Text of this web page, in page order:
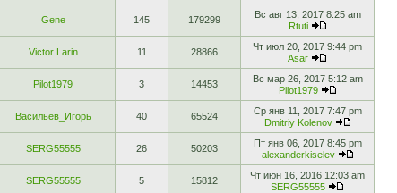
Gene 145 179299
Вс авг 13, 2017 8:25 am
Rtuti
Victor Larin 11 28866
Чт июл 20, 2017 9:44 pm
Asar
Pilot1979 3 14453
Вс мар 26, 2017 5:12 am
Pilot1979
Васильев_Игорь 40 65524
Ср янв 11, 2017 7:47 pm
Dmitriy Kolenov
SERG55555 26 50203
Пт янв 06, 2017 8:45 pm
alexanderkiselev
SERG55555 5 15812
Чт июн 16, 2016 12:03 am
SERG55555